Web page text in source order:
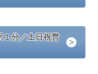
１分／土日祝営